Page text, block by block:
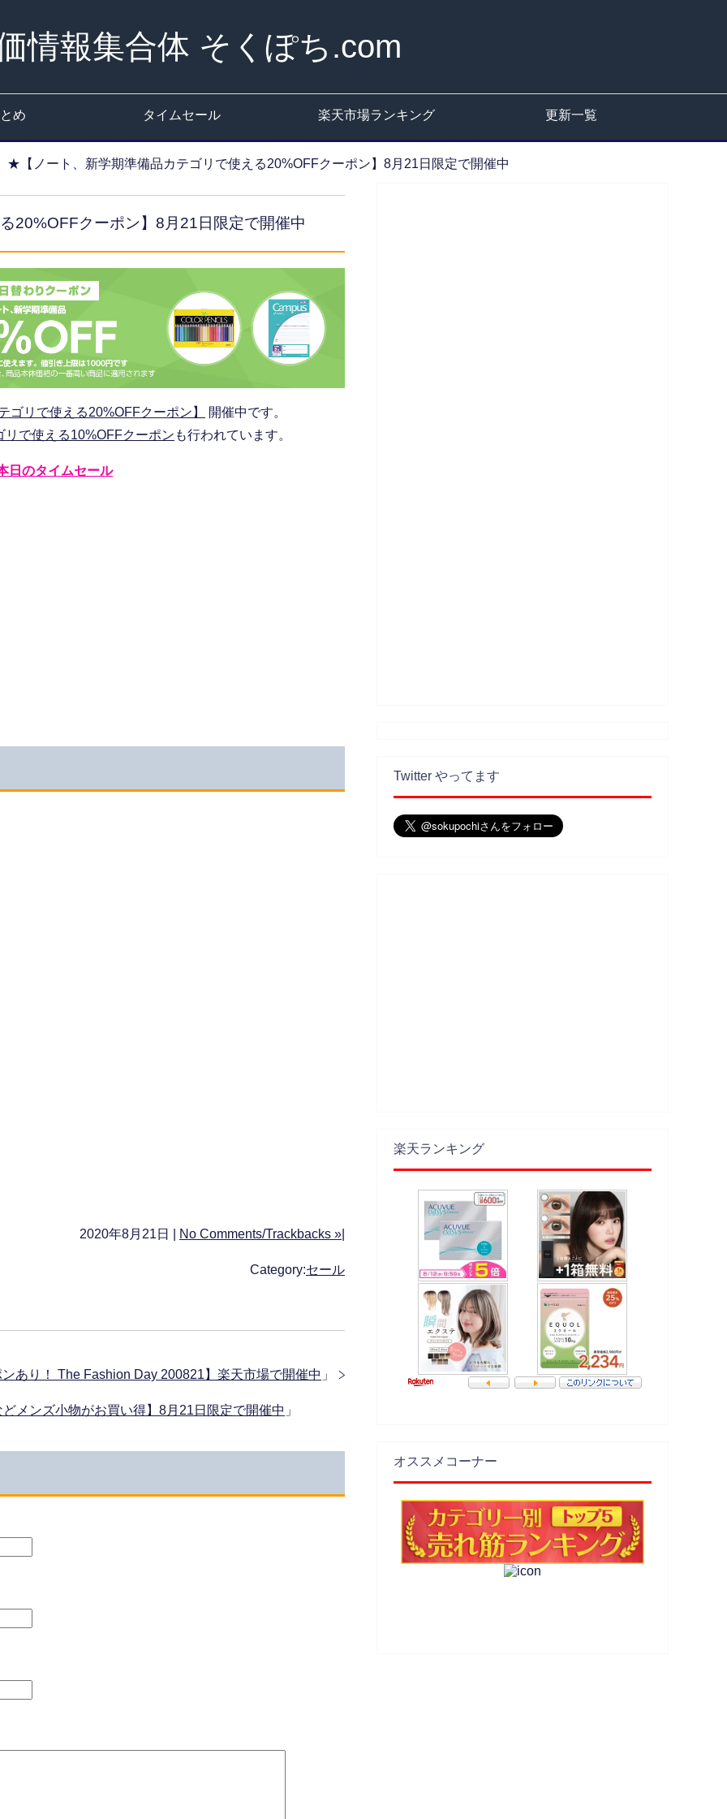
情報集合体 そくぽち.com
め タイムセール 楽天市場ランキング 更新一覧
★【ノート、新学期準備品カテゴリで使える20%OFFクーポン】8月21日限定で開催中
20%OFFクーポン】8月21日限定で開催中
ゴリで使える20%OFFクーポン】
開催中です。
で使える10%OFFクーポン も行われています。
日のタイムセール
2020年8月21日 | No Comments/Trackbacks »
Category:セール
あり！ The Fashion Day 200821】楽天市場で開催中 」
メンズ小物がお買い得】8月21日限定で開催中 」
Twitter やってます
楽天ランキング
オススメコーナー